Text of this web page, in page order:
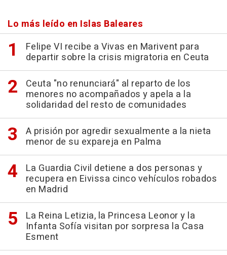
Lo más leído en Islas Baleares
Felipe VI recibe a Vivas en Marivent para
departir sobre la crisis migratoria en Ceuta
Ceuta "no renunciará" al reparto de los
menores no acompañados y apela a la
solidaridad del resto de comunidades
A prisión por agredir sexualmente a la nieta
menor de su expareja en Palma
La Guardia Civil detiene a dos personas y
recupera en Eivissa cinco vehículos robados
en Madrid
La Reina Letizia, la Princesa Leonor y la
Infanta Sofía visitan por sorpresa la Casa
Esment